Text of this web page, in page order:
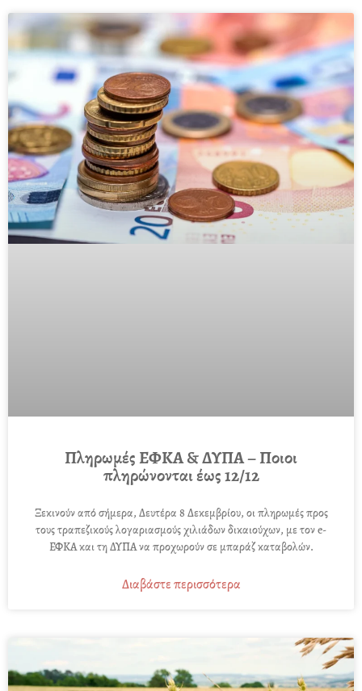
Πληρωμές ΕΦΚΑ & ΔΥΠΑ – Ποιοι
πληρώνονται έως 12/12
Ξεκινούν από σήμερα, Δευτέρα 8 Δεκεμβρίου, οι πληρωμές προς
τους τραπεζικούς λογαριασμούς χιλιάδων δικαιούχων, με τον e-
ΕΦΚΑ και τη ΔΥΠΑ να προχωρούν σε μπαράζ καταβολών.
Διαβάστε περισσότερα